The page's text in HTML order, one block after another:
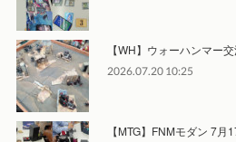
【WH】ウォーハンマー
2026.07.20 10:25
【MTG】FNMモダン 7月